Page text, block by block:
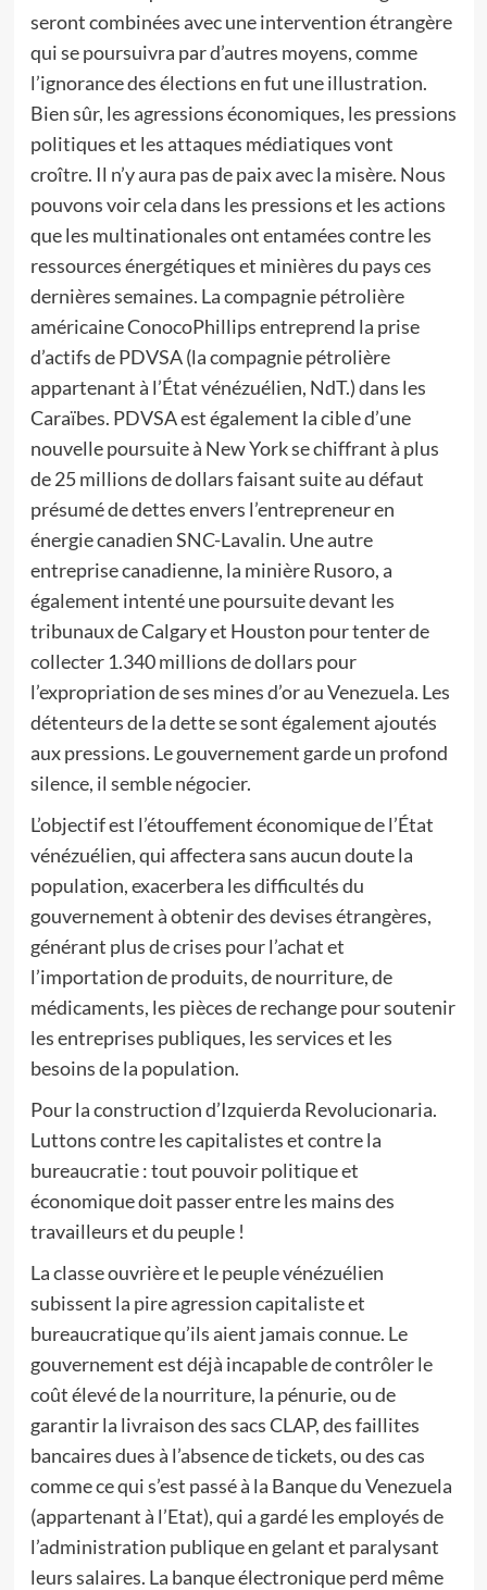
seront combinées avec une intervention étrangère
qui se poursuivra par d’autres moyens, comme
l’ignorance des élections en fut une illustration.
Bien sûr, les agressions économiques, les pressions
politiques et les attaques médiatiques vont
croître. Il n’y aura pas de paix avec la misère. Nous
pouvons voir cela dans les pressions et les actions
que les multinationales ont entamées contre les
ressources énergétiques et minières du pays ces
dernières semaines. La compagnie pétrolière
américaine ConocoPhillips entreprend la prise
d’actifs de PDVSA (la compagnie pétrolière
appartenant à l’État vénézuélien, NdT.) dans les
Caraïbes. PDVSA est également la cible d’une
nouvelle poursuite à New York se chiffrant à plus
de 25 millions de dollars faisant suite au défaut
présumé de dettes envers l’entrepreneur en
énergie canadien SNC-Lavalin. Une autre
entreprise canadienne, la minière Rusoro, a
également intenté une poursuite devant les
tribunaux de Calgary et Houston pour tenter de
collecter 1.340 millions de dollars pour
l’expropriation de ses mines d’or au Venezuela. Les
détenteurs de la dette se sont également ajoutés
aux pressions. Le gouvernement garde un profond
silence, il semble négocier.
L’objectif est l’étouffement économique de l’État
vénézuélien, qui affectera sans aucun doute la
population, exacerbera les difficultés du
gouvernement à obtenir des devises étrangères,
générant plus de crises pour l’achat et
l’importation de produits, de nourriture, de
médicaments, les pièces de rechange pour soutenir
les entreprises publiques, les services et les
besoins de la population.
Pour la construction d’Izquierda Revolucionaria.
Luttons contre les capitalistes et contre la
bureaucratie : tout pouvoir politique et
économique doit passer entre les mains des
travailleurs et du peuple !
La classe ouvrière et le peuple vénézuélien
subissent la pire agression capitaliste et
bureaucratique qu’ils aient jamais connue. Le
gouvernement est déjà incapable de contrôler le
coût élevé de la nourriture, la pénurie, ou de
garantir la livraison des sacs CLAP, des faillites
bancaires dues à l’absence de tickets, ou des cas
comme ce qui s’est passé à la Banque du Venezuela
(appartenant à l’Etat), qui a gardé les employés de
l’administration publique en gelant et paralysant
leurs salaires. La banque électronique perd même